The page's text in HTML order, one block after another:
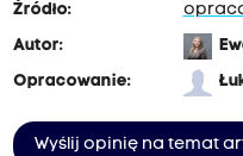
Źródło:
Autor:
Opracowanie:
Wyślij opinię na temat